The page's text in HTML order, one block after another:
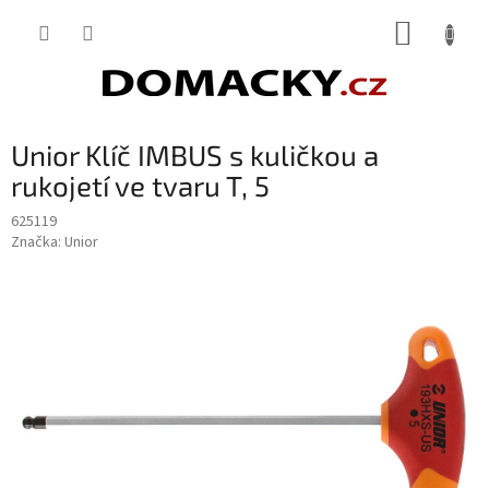
Unior Klíč IMBUS s kuličkou a
rukojetí ve tvaru T, 5
625119
Značka: Unior